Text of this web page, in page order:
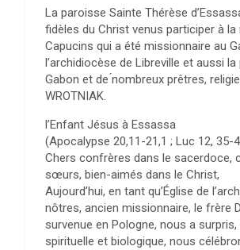
La paroisse Sainte Thérèse
fidèles du Christ venus participer à
Capucins qui a été missionnaire au
l’archidiocèse de Libreville et aussi
Gabon et de ́nombreux prêtres,
WROTNIAK.
l’Enfant Jésus à Essassa
(Apocalypse 20,11-21,1 ; Luc 12, 35-
Chers confrères dans le sacerdoce,
sœurs, bien-aimés dans le Christ,
Aujourd’hui, en tant qu’Église de
nôtres, ancien missionnaire, le frère
survenue en Pologne, nous a
spirituelle et biologique, nous